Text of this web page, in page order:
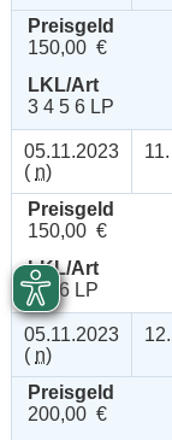
Preisgeld
150,00 €
LKL/Art
3 4 5 6 LP
05.11.2023
( n)
Preisgeld
150,00 €
LKL/Art
4 5 6 LP
05.11.2023
( n)
Preisgeld
200,00 €